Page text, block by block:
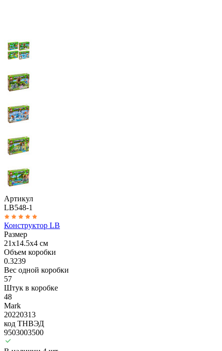
Артикул
LB548-1
Конструктор LB
Размер
21х14.5х4 см
Объем коробки
0.3239
Вес одной коробки
57
Штук в коробке
48
Mark
20220313
код ТНВЭД
9503003500